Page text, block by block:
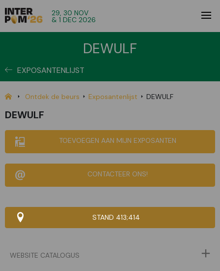
29, 30 NOV
& 1 DEC 2026
DEWULF
EXPOSANTENLIJST
Ontdek de beurs Exposantenlijst DEWULF
DEWULF
TOEVOEGEN AAN MIJN EXPOSANTEN
CONTACTEER ONS!
STAND 413;414
WEBSITE CATALOGUS